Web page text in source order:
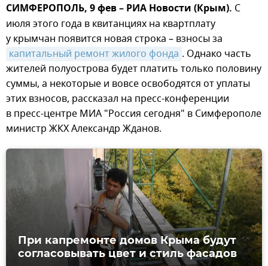
СИМФЕРОПОЛЬ, 9 фев – РИА Новости (Крым). С
июля этого года в квитанциях на квартплату
у крымчан появится новая строка – взносы за
капитальный ремонт жилого фонда . Однако часть
жителей полуострова будет платить только половину
суммы, а некоторые и вовсе освободятся от уплаты
этих взносов, рассказал на пресс-конференции
в пресс-центре МИА "Россия сегодня" в Симферополе
министр ЖКХ Александр Жданов.
При капремонте домов Крыма будут
согласовывать цвет и стиль фасадов